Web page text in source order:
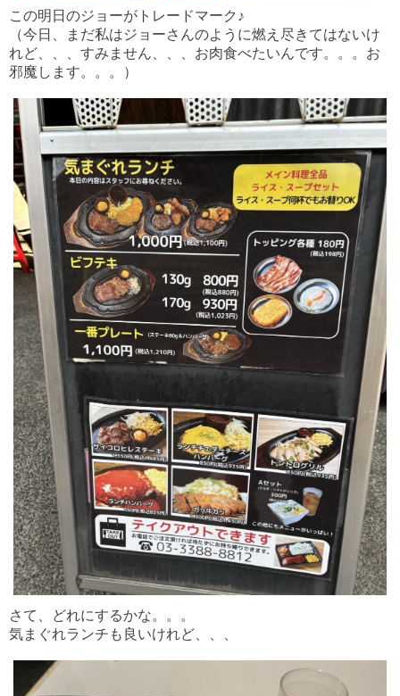
この明日のジョーがトレードマーク♪
（今日、まだ私はジョーさんのように燃え尽きてはないけ
れど、、、すみません、、、お肉食べたいんです。。。お
邪魔します。。。）
さて、どれにするかな。。。
気まぐれランチも良いけれど、、、